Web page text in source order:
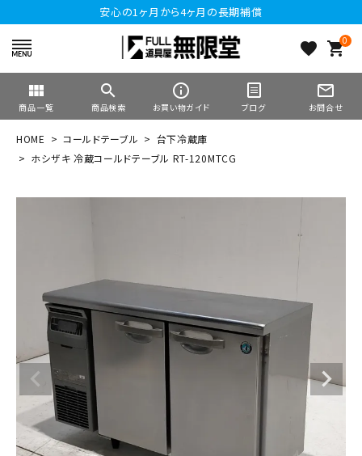
安心の1ヶ月から4ヶ月の長期補償
favorite 0
shopping_cart
view_module
商品一覧
search
商品検索
info_outline
お買い物ガイド ブログ
mail_outline
お問合せ
HOME コールドテーブル
台下冷蔵庫
ホシザキ 冷蔵コールドテーブル RT-120MTCG